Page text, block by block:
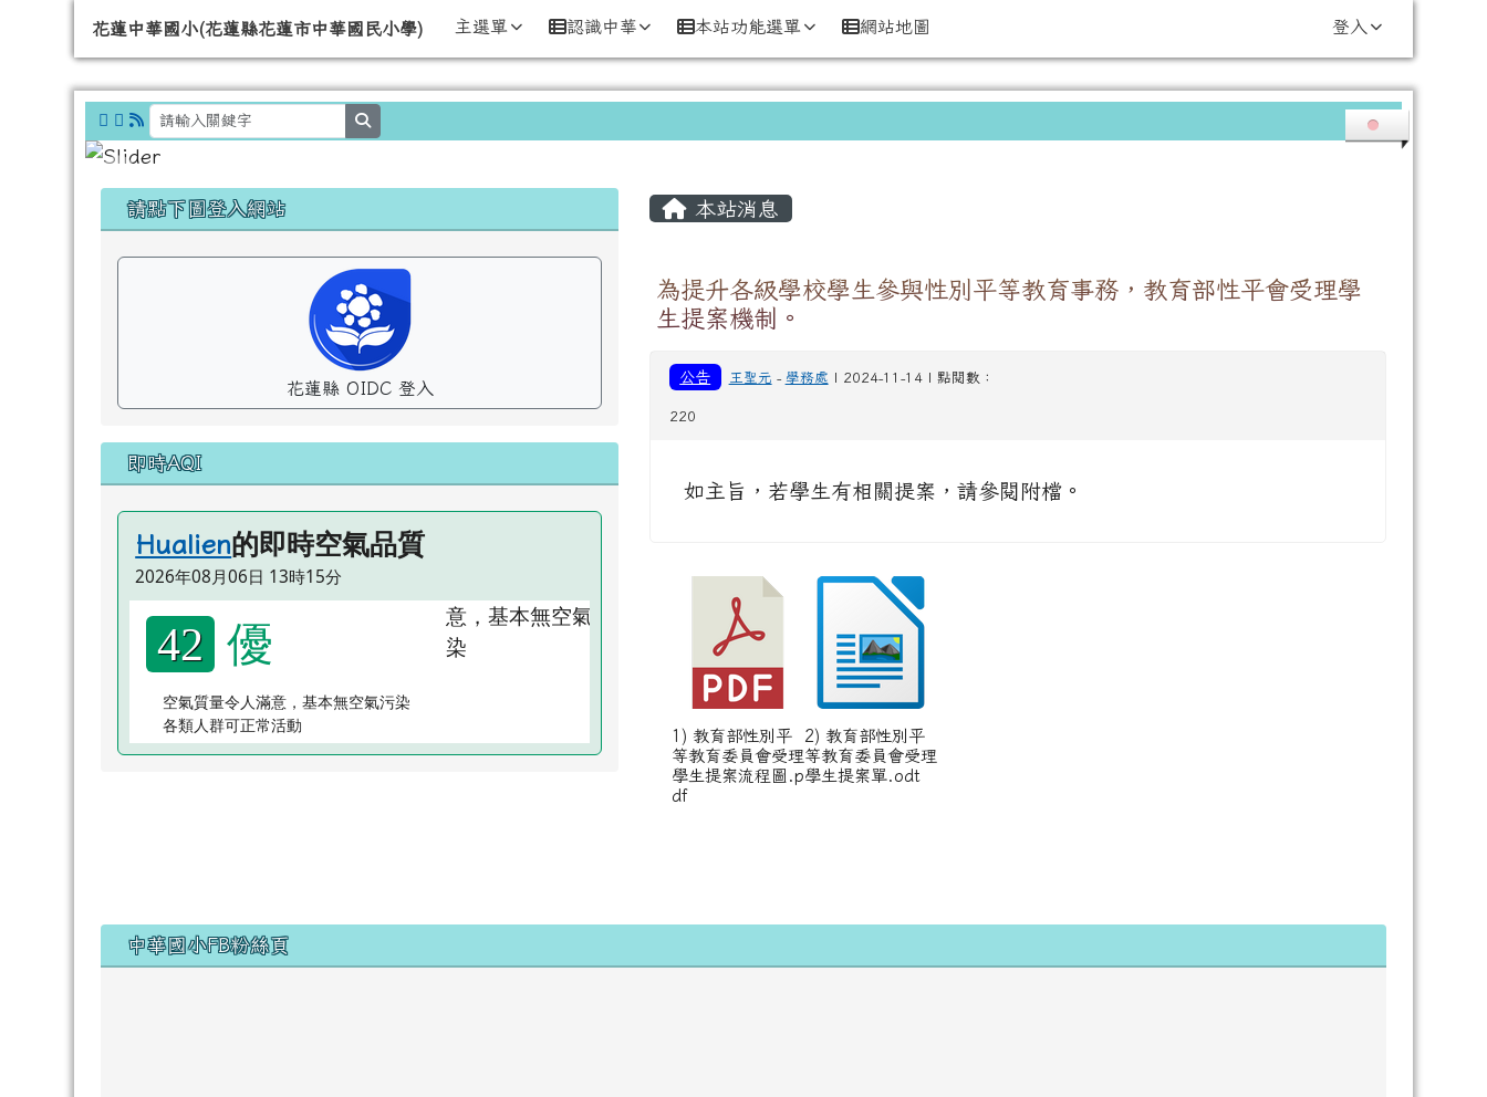
花蓮中華國小(花蓮縣花蓮市中華國民小學)
導覽列花蓮中華國小(花蓮縣花蓮市中華國民小學) 主選單 認識中華 本站功能選單 網站地圖 登入
左邊區域內容
請點下圖登入網站
花蓮縣 OIDC 登入
即時AQI
Hualien的即時空氣品質
2026年08月06日 13時15分
42 優
空氣質量令人滿意，基本無空氣污染
各類人群可正常活動
主內容區域
本站消息
為提升各級學校學生參與性別平等教育事務，教育部性平會受理學
生提案機制。
公告 王聖元 - 學務處 | 2024-11-14 | 點閱數：
220
如主旨，若學生有相關提案，請參閱附檔。
1) 教育部性別平
等教育委員會受理
學生提案流程圖.p
df
2) 教育部性別平
等教育委員會受理
學生提案單.odt
右邊區域內容
中華國小FB粉絲頁
頁尾區域